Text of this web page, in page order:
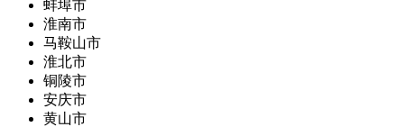
蚌埠市
淮南市
马鞍山市
淮北市
铜陵市
安庆市
黄山市